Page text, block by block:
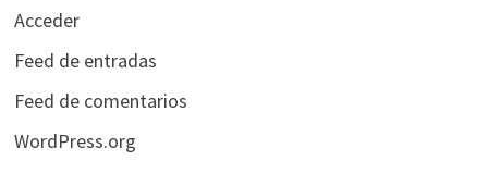
Acceder
Feed de entradas
Feed de comentarios
WordPress.org